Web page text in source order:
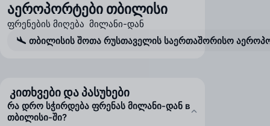
აეროპორტები თბილისი
ფრენების მიღება მილანი-დან
თბილისის შოთა რუსთაველის საერთაშორისო
კითხვები და პასუხები
რა დრო სჭირდება ფრენას მილანი-დან в
თბილისი-ში?